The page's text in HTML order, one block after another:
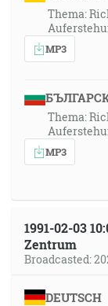
Thema:
MP3
Thema:
MP3
1991-02-03
Zentrum
Broadcasted:
DEUTSCH